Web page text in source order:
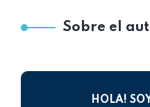
Sobre el
HOLA!